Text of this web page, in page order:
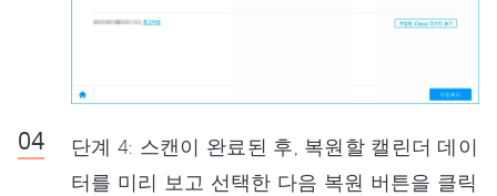
단계 4: 스캔이 완료된 후, 복원할 캘린더 데이
터를 미리 보고 선택한 다음 복원 버튼을 클릭